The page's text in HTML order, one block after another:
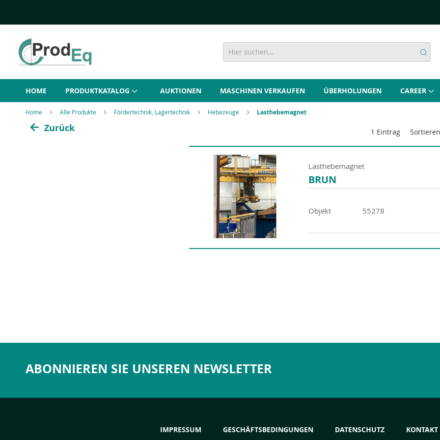
HOME PRODUKTKATALOG AUKTIONEN MASCHINEN VERKAUFEN ÜBERHOLUNGEN CAREER
Home Alle Produkte Fördertechnik, Lagertechnik Hebezeuge Lasthebemagnet
1 Eintrag
Lasthebemagnet
BRUN
Objekt 55278
Zurück
ABONNIEREN SIE UNSEREN NEWSLETTER
IMPRESSUM GESCHÄFTSBEDINGUNGEN DATENSCHUTZ KONTAKT